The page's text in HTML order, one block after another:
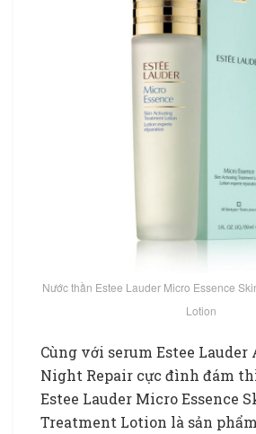
Nước thần Estee Lauder Micro Essence
Lotion
Cùng với serum Estee Lauder
Night Repair cực đình đám
Estee Lauder Micro Essence
Treatment Lotion là sản